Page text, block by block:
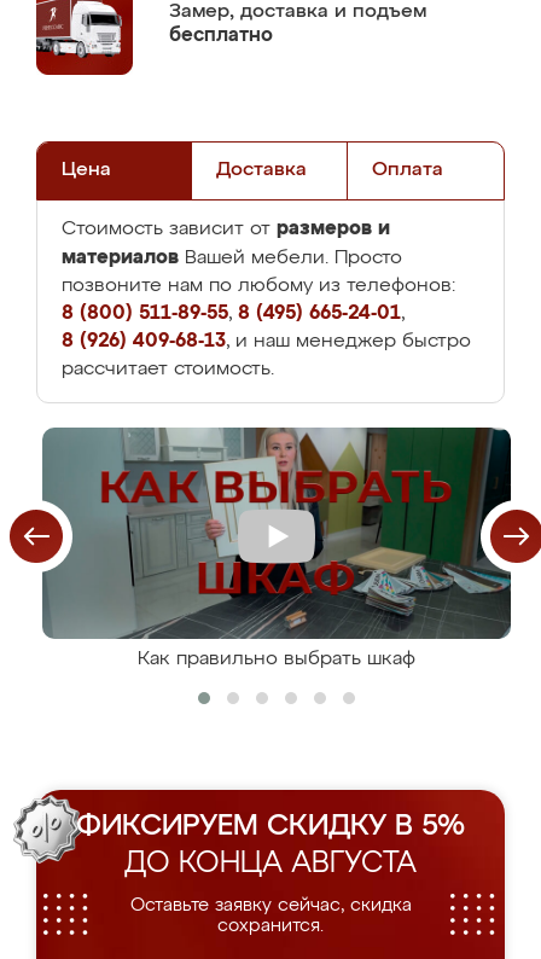
Замер, доставка и подъем
бесплатно
Цена Доставка Оплата
Стоимость зависит от размеров и
материалов Вашей мебели. Просто
позвоните нам по любому из телефонов:
8 (800) 511-89-55, 8 (495) 665-24-01,
8 (926) 409-68-13, и наш менеджер быстро
рассчитает стоимость.
Как правильно выбрать шкаф
ФИКСИРУЕМ СКИДКУ В 5%
ДО КОНЦА АВГУСТА
Оставьте заявку сейчас, скидка
сохранится.